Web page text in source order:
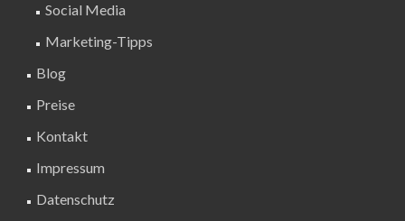
Social Media
Marketing-Tipps
Blog
Preise
Kontakt
Impressum
Datenschutz